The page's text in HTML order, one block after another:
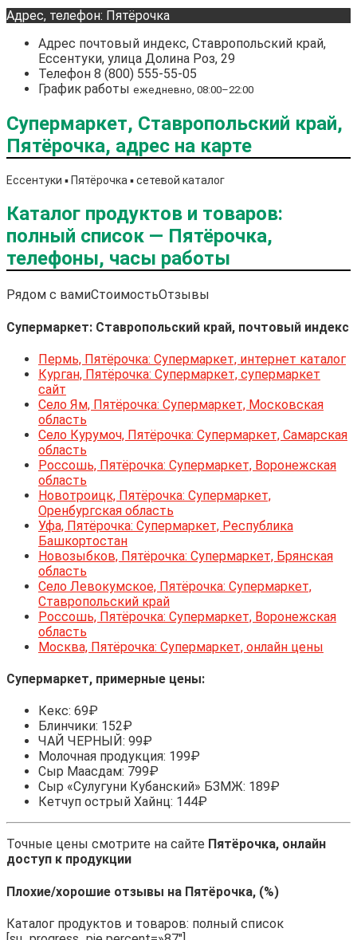
Адрес, телефон: Пятёрочка
Адрес почтовый индекс, Ставропольский край,
Ессентуки, улица Долина Роз, 29
Телефон 8 (800) 555-55-05
График работы ежедневно, 08:00–22:00
Супермаркет, Ставропольский край,
Пятёрочка, адрес на карте
Ессентуки ▪️ Пятёрочка ▪️ сетевой каталог
Каталог продуктов и товаров:
полный список — Пятёрочка,
телефоны, часы работы
Рядом с вамиСтоимостьОтзывы
Супермаркет: Ставропольский край, почтовый индекс
Пермь, Пятёрочка: Супермаркет, интернет каталог
Курган, Пятёрочка: Супермаркет, супермаркет
сайт
Село Ям, Пятёрочка: Супермаркет, Московская
область
Село Курумоч, Пятёрочка: Супермаркет, Самарская
область
Россошь, Пятёрочка: Супермаркет, Воронежская
область
Новотроицк, Пятёрочка: Супермаркет,
Оренбургская область
Уфа, Пятёрочка: Супермаркет, Республика
Башкортостан
Новозыбков, Пятёрочка: Супермаркет, Брянская
область
Село Левокумское, Пятёрочка: Супермаркет,
Ставропольский край
Россошь, Пятёрочка: Супермаркет, Воронежская
область
Москва, Пятёрочка: Супермаркет, онлайн цены
Супермаркет, примерные цены:
Кекс: 69₽
Блинчики: 152₽
ЧАЙ ЧЕРНЫЙ: 99₽
Молочная продукция: 199₽
Сыр Маасдам: 799₽
Сыр «Сулугуни Кубанский» БЗМЖ: 189₽
Кетчуп острый Хайнц: 144₽
Точные цены смотрите на сайте Пятёрочка, онлайн
доступ к продукции
Плохие/хорошие отзывы на Пятёрочка, (%)
Каталог продуктов и товаров: полный список